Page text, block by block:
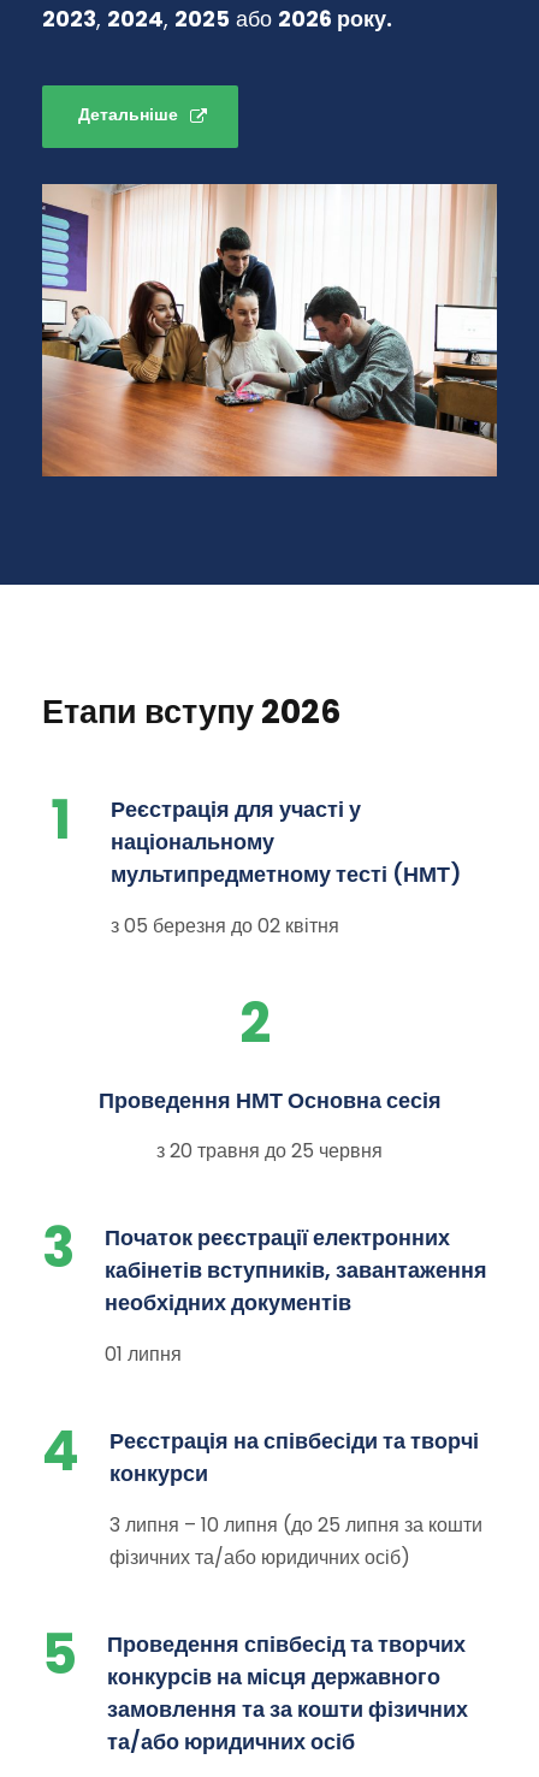
2023, 2024, 2025 або 2026 року.
Детальніше
Етапи вступу 2026
1
Реєстрація для участі у
національному
мультипредметному тесті (НМТ)
з 05 березня до 02 квітня
2
Проведення НМТ Основна сесія
з 20 травня до 25 червня
3
Початок реєстрації електронних
кабінетів вступників, завантаження
необхідних документів
01 липня
4
Реєстрація на співбесіди та творчі
конкурси
3 липня – 10 липня (до 25 липня за кошти
фізичних та/або юридичних осіб)
5
Проведення співбесід та творчих
конкурсів на місця державного
замовлення та за кошти фізичних
та/або юридичних осіб